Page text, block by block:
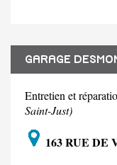
GARAGE
Entretien et
Saint-Just)
163 RUE DE